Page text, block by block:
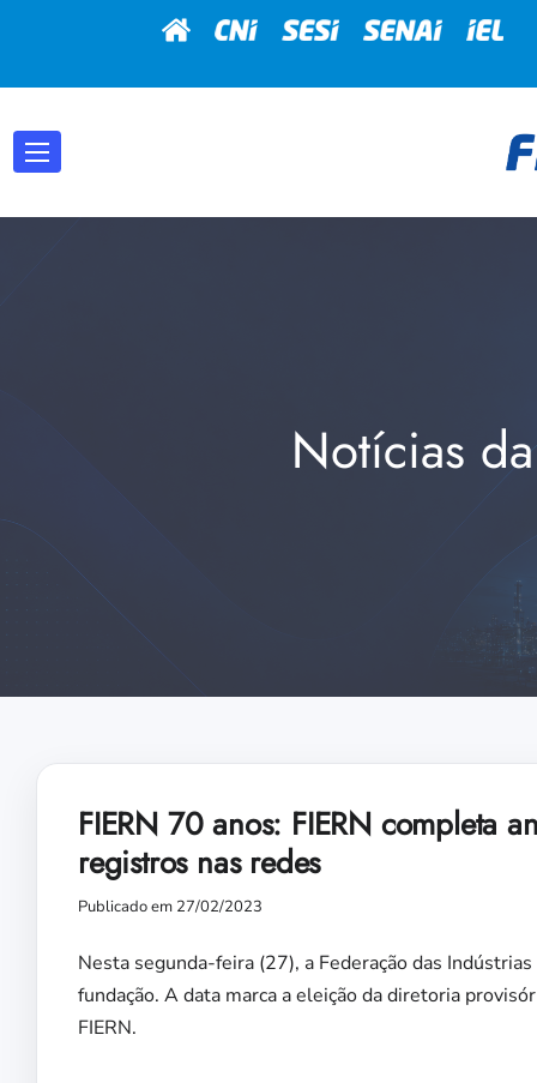
Notícias
FIERN 70 anos: FIERN completa
registros nas redes
Publicado em 27/02/2023
Nesta segunda-feira (27), a Federação das
fundação. A data marca a eleição da diretoria
FIERN.